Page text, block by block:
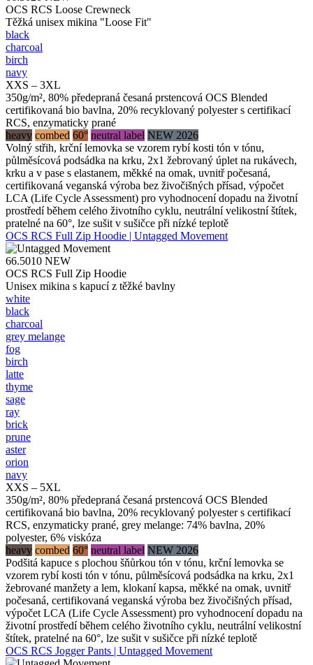
OCS RCS Loose Crewneck
Těžká unisex mikina "Loose Fit"
black
charcoal
birch
navy
XXS – 3XL
350g/m², 80% předepraná česaná prstencová OCS Blended
certifikovaná bio bavlna, 20% recyklovaný polyester s certifikací
RCS, enzymaticky prané
heavy combed 60° neutral label NEW 2026
Volný střih, krční lemovka se vzorem rybí kosti tón v tónu,
půlměsícová podsádka na krku, 2x1 žebrovaný úplet na rukávech,
krku a v pase s elastanem, měkké na omak, uvnitř počesaná,
certifikovaná veganská výroba bez živočišných přísad, výpočet
LCA (Life Cycle Assessment) pro vyhodnocení dopadu na životní
prostředí během celého životního cyklu, neutrální velikostní štítek,
pratelné na 60°, lze sušit v sušičce při nízké teplotě
OCS RCS Full Zip Hoodie | Untagged Movement
66.5010 NEW
OCS RCS Full Zip Hoodie
Unisex mikina s kapucí z těžké bavlny
white
black
charcoal
grey melange
fog
birch
latte
thyme
sage
ray
brick
prune
aster
orion
navy
XXS – 5XL
350g/m², 80% předepraná česaná prstencová OCS Blended
certifikovaná bio bavlna, 20% recyklovaný polyester s certifikací
RCS, enzymaticky prané, grey melange: 74% bavlna, 20%
polyester, 6% viskóza
heavy combed 60° neutral label NEW 2026
Podšitá kapuce s plochou šňůrkou tón v tónu, krční lemovka se
vzorem rybí kosti tón v tónu, půlměsícová podsádka na krku, 2x1
žebrované manžety a lem, klokaní kapsa, měkké na omak, uvnitř
počesaná, certifikovaná veganská výroba bez živočišných přísad,
výpočet LCA (Life Cycle Assessment) pro vyhodnocení dopadu na
životní prostředí během celého životního cyklu, neutrální velikostní
štítek, pratelné na 60°, lze sušit v sušičce při nízké teplotě
OCS RCS Jogger Pants | Untagged Movement